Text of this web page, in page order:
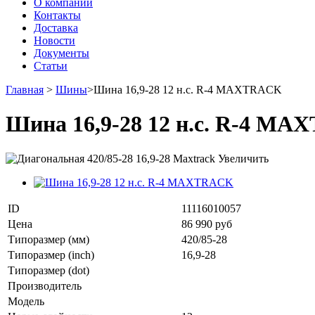
О компании
Контакты
Доставка
Новости
Документы
Статьи
Главная > Шины>Шина 16,9-28 12 н.с. R-4 MAXTRACK
Шина 16,9-28 12 н.с. R-4
Увеличить
ID
11116010057
Цена
86 990 руб
Типоразмер (мм)
420/85-28
Типоразмер (inch)
16,9-28
Типоразмер (dot)
Производитель
Модель